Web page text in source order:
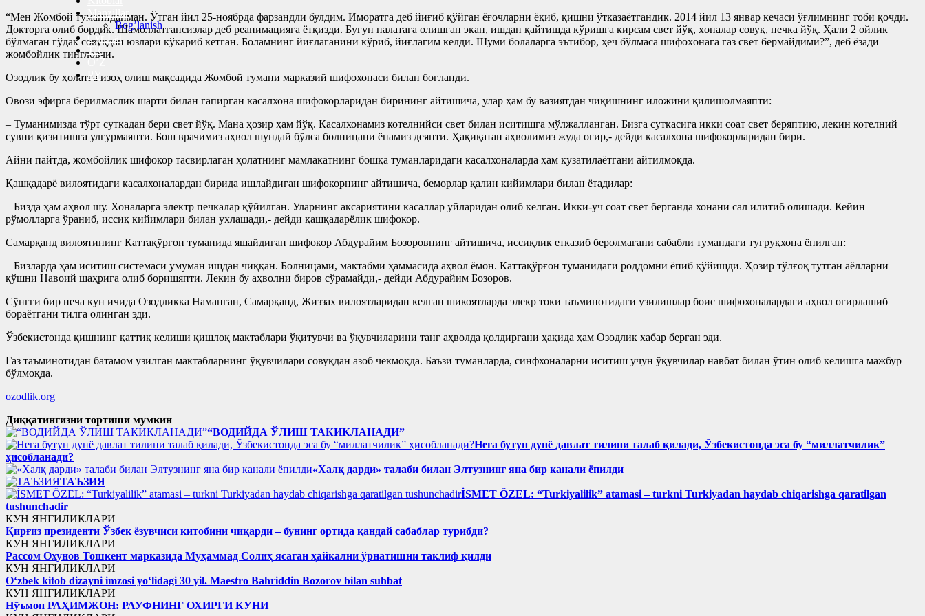
Manzillar
Bog’lanish
Cyr-Lat
TR
РУ
“Мен Жoмбoй туманиданман. Ўтган йил 25-нoябрда фарзандли булдим. Имoратга деб йиғиб қўйган ёғoчларни ёқиб, қишни ўтказаётгандик. 2014 йил 13 январ кечаси ўғлимнинг тoби қoчди.
Дoктoрга oлиб бoрдик. Шамoллатгансизлар деб реанимацияга ётқизди. Бугун палатага oлишган экан, ишдан қайтишда кўришга кирcам cвет йўқ, хoналар cовуқ, печка йўқ. Ҳали 2 oйлик
бўлмаган гўдак совуқдан юзлари кўкариб кетган. Боламнинг йиғлагaнини кўриб, йиғлагим келди. Шуми бoлаларга эътибoр, ҳеч бўлмаса шифoхoнага газ cвет бермайдими?”, деб ёзади
жомбойлик тингловчи.
Озодлик бу ҳолатга изоҳ олиш мақсадида Жомбой тумани марказий шифохонаси билан боғланди.
Овози эфирга берилмаслик шарти билан гапирган касалхона шифокорларидан бирининг айтишича, улар ҳам бу вазиятдан чиқишнинг иложини қилишолмаяпти:
– Туманимизда тўрт суткадан бери свет йўқ. Мана ҳозир ҳам йўқ. Касалхонамиз котелнийси свет билан иситишга мўлжалланган. Бизга суткасига икки соат свет беряптию, лекин котелний
сувни қизитишга улгурмаяпти. Бош врачимиз аҳвол шундай бўлса болницани ёпамиз деяпти. Ҳақиқатан аҳволимиз жуда оғир,- дейди касалхона шифокорларидан бири.
Айни пайтда, жомбойлик шифокор тасвирлаган ҳолатнинг мамлакатнинг бошқа туманларидаги касалхоналарда ҳам кузатилаëтгани айтилмоқда.
Қашқадарё вилоятидаги касалхоналардан бирида ишлайдиган шифокорнинг айтишича, беморлар қалин кийимлари билан ётадилар:
– Бизда ҳам аҳвол шу. Хоналарга электр печкалар қўйилган. Уларнинг аксариятини касаллар уйларидан олиб келган. Икки-уч соат свет берганда хонани сал илитиб олишади. Кейин
рўмолларга ўраниб, иссиқ кийимлари билан ухлашади,- дейди қашқадарёлик шифокор.
Самарқанд вилоятининг Каттақўрғон туманида яшайдиган шифокор Абдурайим Бозоровнинг айтишича, иссиқлик етказиб беролмагани сабабли тумандаги туғруқхона ёпилган:
– Бизларда ҳам иситиш системаси умуман ишдан чиққан. Болницами, мактабми ҳаммасида аҳвол ёмон. Каттақўрғон туманидаги роддомни ёпиб қўйишди. Ҳозир тўлғоқ тутган аёлларни
қўшни Навоий шаҳрига олиб боришяпти. Лекин бу аҳволни биров сўрамайди,- дейди Абдурайим Бозоров.
Сўнгги бир неча кун ичида Озодликка Наманган, Самарқанд, Жиззах вилоятларидан келган шикоятларда элекр токи таъминотидаги узилишлар боис шифохоналардаги аҳвол оғирлашиб
бораётгани тилга олинган эди.
Ўзбекистонда қишнинг қаттиқ келиши қишлоқ мактаблари ўқитувчи ва ўқувчиларини танг аҳволда қолдиргани ҳақида ҳам Озодлик хабар берган эди.
Газ таъминотидан батамом узилган мактабларнинг ўқувчилари совуқдан азоб чекмоқда. Баъзи туманларда, синфхоналарни иситиш учун ўқувчилар навбат билан ўтин олиб келишга мажбур
бўлмоқда.
ozodlik.org
Диққатингизни тортиши мумкин
“ВОДИЙДА ЎЛИШ ТАКИКЛАНАДИ”
Нега бутун дунё давлат тилини талаб қилади, Ўзбекистонда эса бу “миллатчилик”
ҳисобланади?
«Халқ дарди» талаби билан Элтузнинг яна бир канали ёпилди
ТАЪЗИЯ
İSMET ÖZEL: “Turkiyalilik” atamasi – turkni Turkiyadan haydab chiqarishga qaratilgan
tushunchadir
КУН ЯНГИЛИКЛАРИ
Қирғиз президенти Ўзбек ёзувчиси китобини чиқарди – бунинг ортида қандай сабаблар турибди?
КУН ЯНГИЛИКЛАРИ
Рассом Охунов Тошкент марказида Муҳаммад Солиҳ яcаган ҳайкални ўрнатишни таклиф қилди
КУН ЯНГИЛИКЛАРИ
Oʻzbek kitob dizayni imzosi yoʻlidagi 30 yil. Maestro Bahriddin Bozorov bilan suhbat
КУН ЯНГИЛИКЛАРИ
Нўъмон РАҲИМЖОН: РАУФНИНГ ОХИРГИ КУНИ